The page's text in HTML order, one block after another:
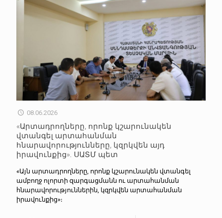
08.06.2026
«Արտադրողները, որոնք կշարունակեն
վտանգել արտահանման
հնարավորությունները, կզրկվեն այդ
իրավունքից». ՍԱՏՄ պետ
«Այն արտադրողները, որոնք կշարունակեն վտանգել
ամբողջ ոլորտի զարգացմանն ու արտահանման
հնարավորություններին, կզրկվեն արտահանման
իրավունքից»։